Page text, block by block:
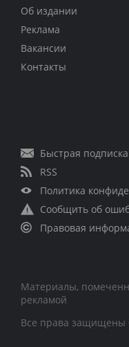
Об издании
Реклама
Вакансии
Контакты
Быстрая
RSS
Политика
Сообщить об
Правовая
Материалы,
рекламой
Все права защищены